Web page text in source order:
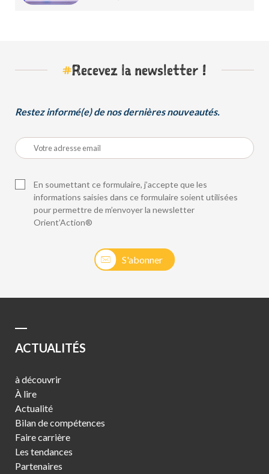
#Recevez la newsletter !
Restez informé(e) de nos dernières nouveautés.
S'abonner
En soumettant ce formulaire, j’accepte que les
informations saisies dans ce formulaire soient utilisées
pour permettre de m’envoyer la newsletter
Orient’Action®
ACTUALITÉS
à découvrir
À lire
Actualité
Bilan de compétences
Faire carrière
Les tendances
Partenaires